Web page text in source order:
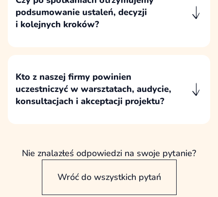
podsumowanie ustaleń, decyzji
i kolejnych kroków?
aby wszystkie strony miały wspólny punkt
odniesienia.
Kto z naszej firmy powinien
uczestniczyć w warsztatach, audycie,
konsultacjach i akceptacji projektu?
ale każda z nich powinna uczestniczyć
we właściwym momencie.
Nie znalazłeś odpowiedzi na swoje pytanie?
Wróć do wszystkich pytań